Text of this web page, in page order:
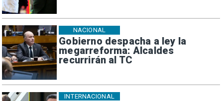
Gobierno despacha a ley la
megarreforma: Alcaldes
recurrirán al TC
NACIONAL
INTERNACIONAL